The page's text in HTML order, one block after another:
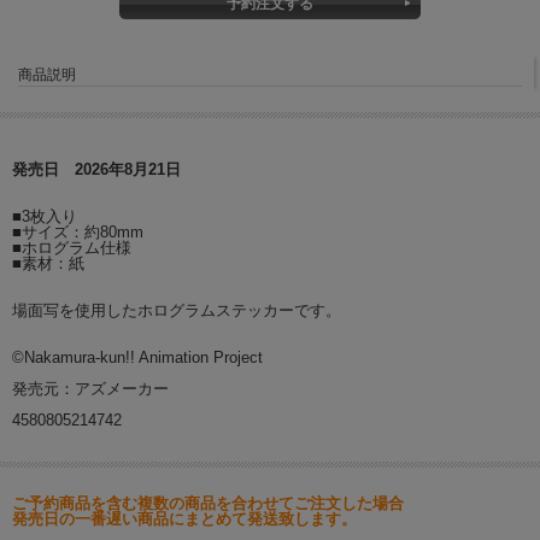
商品説明
発売日 2026年8月21日
■3枚入り
■サイズ：約80mm
■ホログラム仕様
■素材：紙
場面写を使用したホログラムステッカーです。
©Nakamura-kun!! Animation Project
発売元：アズメーカー
4580805214742
ご予約商品を含む複数の商品を合わせてご注文した場合
発売日の一番遅い商品にまとめて発送致します。